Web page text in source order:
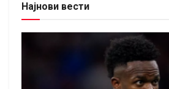
Најнови вести